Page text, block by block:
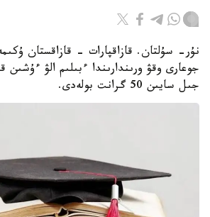
نۇر- سۇلتان. قازاقپارات - قازاقستان
جوعارى وقۋ ورىندارىندا ءبىلىم الۋ ءۇشىن
جىل سايىن 50 گرانت بولەدى.